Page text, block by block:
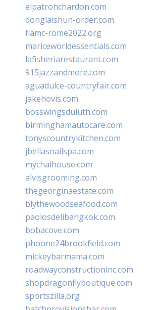
elpatronchardon.com
donglaishun-order.com
fiamc-rome2022.org
mariceworldessentials.com
lafisheriarestaurant.com
915jazzandmore.com
aguadulce-countryfair.com
jakehovis.com
bosswingsduluth.com
birminghamautocare.com
tonyscountrykitchen.com
jbellasnailspa.com
mychaihouse.com
alvisgrooming.com
thegeorginaestate.com
blythewoodseafood.com
paolosdelibangkok.com
bobacove.com
phoone24brookfield.com
mickeybarmama.com
roadwayconstructioninc.com
shopdragonflyboutique.com
sportszilla.org